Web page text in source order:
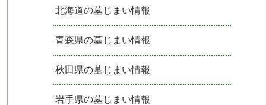
北海道の墓じまい情報
青森県の墓じまい情報
秋田県の墓じまい情報
岩手県の墓じまい情報